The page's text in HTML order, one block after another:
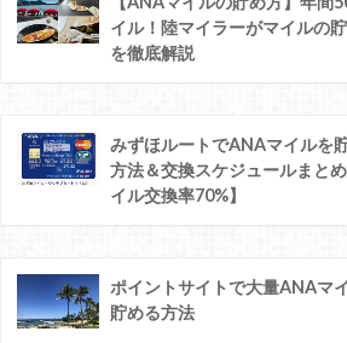
イル！陸マイラーがマイルの
を徹底解説
みずほルートでANAマイルを
方法＆交換スケジュールまと
イル交換率70%】
ポイントサイトで大量ANAマ
貯める方法